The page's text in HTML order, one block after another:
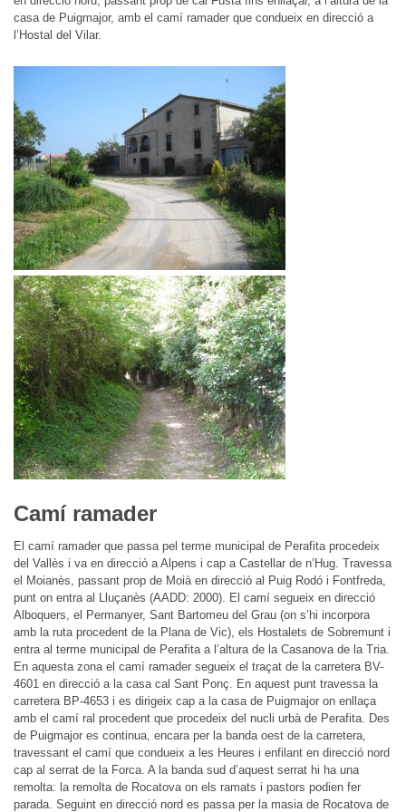
casa de Puigmajor, amb el camí ramader que condueix en direcció a
l’Hostal del Vilar.
Camí ramader
El camí ramader que passa pel terme municipal de Perafita procedeix
del Vallès i va en direcció a Alpens i cap a Castellar de n’Hug. Travessa
el Moianès, passant prop de Moià en direcció al Puig Rodó i Fontfreda,
punt on entra al Lluçanès (AADD: 2000). El camí segueix en direcció
Alboquers, el Permanyer, Sant Bartomeu del Grau (on s’hi incorpora
amb la ruta procedent de la Plana de Vic), els Hostalets de Sobremunt i
entra al terme municipal de Perafita a l’altura de la Casanova de la Tria.
En aquesta zona el camí ramader segueix el traçat de la carretera BV-
4601 en direcció a la casa cal Sant Ponç. En aquest punt travessa la
carretera BP-4653 i es dirigeix cap a la casa de Puigmajor on enllaça
amb el camí ral procedent que procedeix del nucli urbà de Perafita. Des
de Puigmajor es continua, encara per la banda oest de la carretera,
travessant el camí que condueix a les Heures i enfilant en direcció nord
cap al serrat de la Forca. A la banda sud d’aquest serrat hi ha una
remolta: la remolta de Rocatova on els ramats i pastors podien fer
parada. Seguint en direcció nord es passa per la masia de Rocatova de